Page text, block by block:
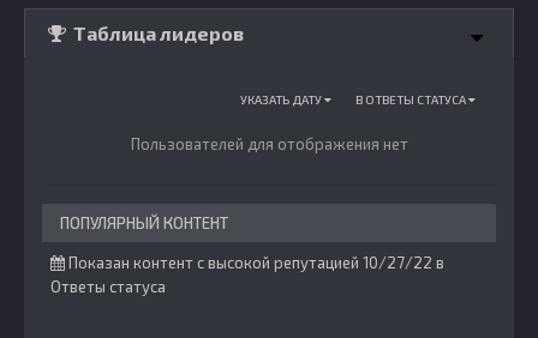
Таблица лидеров
В ОТВЕТЫ СТАТУСА
УКАЗАТЬ ДАТУ
Пользователей для отображения нет
ПОПУЛЯРНЫЙ КОНТЕНТ
Показан контент с высокой репутацией 10/27/22 в
Ответы статуса